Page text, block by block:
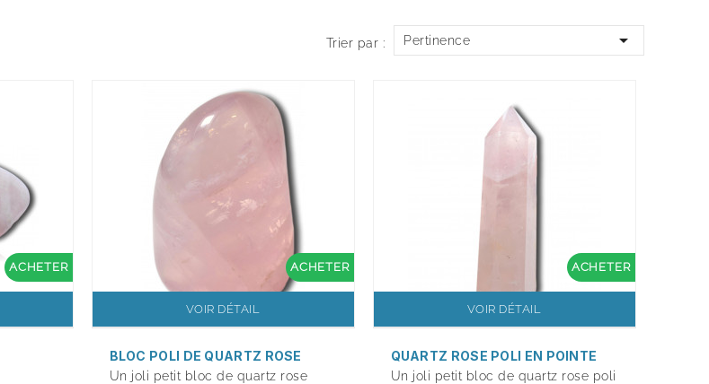
Trier par : Pertinence 
ACHETER ACHETER
VOIR DÉTAIL
BLOC POLI DE QUARTZ ROSE
Un joli petit bloc de quartz rose
ACHETER
VOIR DÉTAIL
QUARTZ ROSE POLI EN POINTE
Un joli petit bloc de quartz rose poli